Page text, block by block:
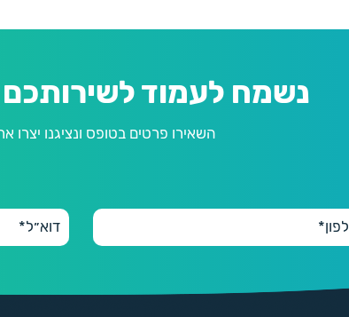
נשמח לעמוד
השאירו פרטים בטופס ונציגנו יצרו